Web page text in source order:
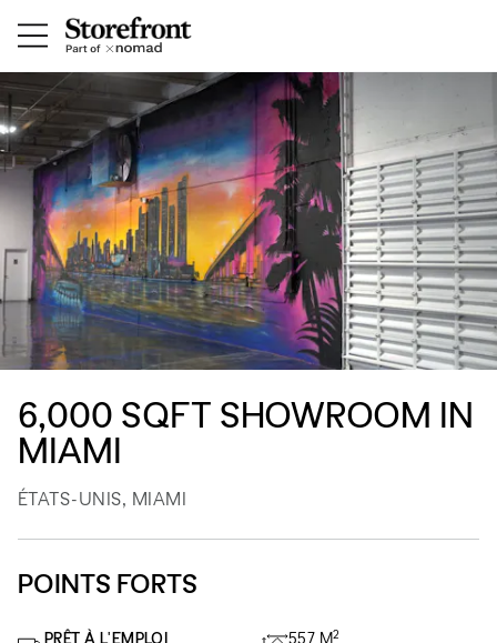
6,000 SQFT SHOWROOM IN
MIAMI
ÉTATS-UNIS, MIAMI
POINTS FORTS
PRÊT À L'EMPLOI 557 M2